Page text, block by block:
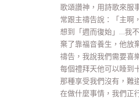
歌頌讚神，用詩歌來服
常跟主禱告說：「主啊
想到「週而復始」…我
棄了靠福音養生，他放
禱告，我說我們需要喜
每個禮拜天他可以睡到
那種享受我們沒有，難
在做什麼事情，我們正